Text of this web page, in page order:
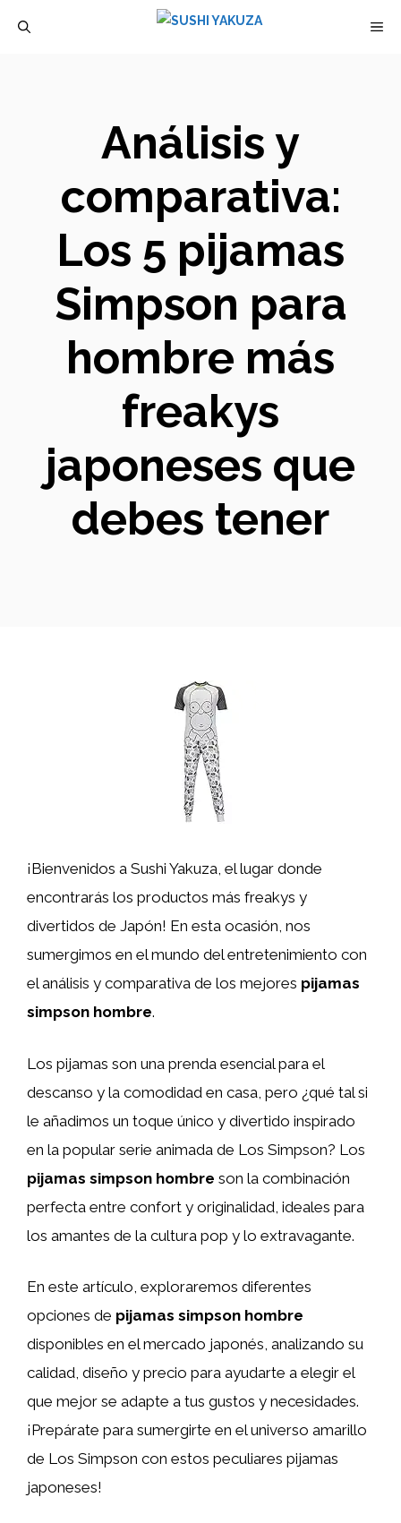
Análisis y
comparativa:
Los 5 pijamas
Simpson para
hombre más
freakys
japoneses que
debes tener
¡Bienvenidos a Sushi Yakuza, el lugar donde
encontrarás los productos más freakys y
divertidos de Japón! En esta ocasión, nos
sumergimos en el mundo del entretenimiento con
el análisis y comparativa de los mejores pijamas
simpson hombre.
Los pijamas son una prenda esencial para el
descanso y la comodidad en casa, pero ¿qué tal si
le añadimos un toque único y divertido inspirado
en la popular serie animada de Los Simpson? Los
pijamas simpson hombre son la combinación
perfecta entre confort y originalidad, ideales para
los amantes de la cultura pop y lo extravagante.
En este artículo, exploraremos diferentes
opciones de pijamas simpson hombre
disponibles en el mercado japonés, analizando su
calidad, diseño y precio para ayudarte a elegir el
que mejor se adapte a tus gustos y necesidades.
¡Prepárate para sumergirte en el universo amarillo
de Los Simpson con estos peculiares pijamas
japoneses!